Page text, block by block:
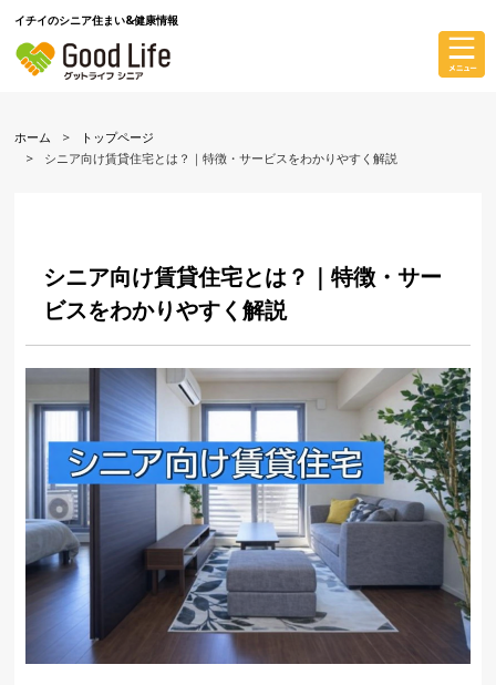
イチイのシニア住まい&健康情報
ホーム
トップページ
シニア向け賃貸住宅とは？｜特徴・サービスをわかりやすく解説
シニア向け賃貸住宅とは？｜特徴・サー
ビスをわかりやすく解説